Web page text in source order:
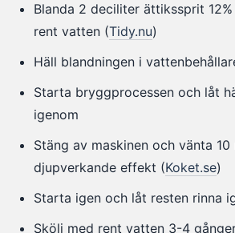
Blanda 2 deciliter ättikssprit
rent vatten (Tidy.nu)
Häll blandningen i
Starta bryggprocessen och låt
igenom
Stäng av maskinen och vänta
djupverkande effekt (Koket.se)
Starta igen och låt resten rinna
Skölj med rent vatten 3-4